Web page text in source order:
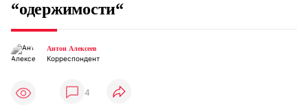
“одержимости“
Антон Алексеев
Корреспондент
4